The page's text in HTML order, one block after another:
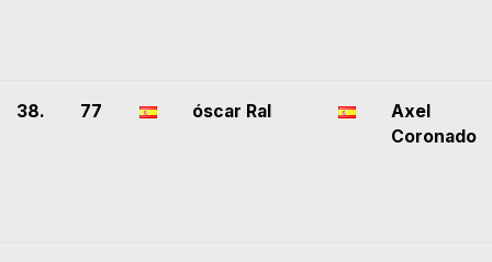
38. 77 óscar Ral
Axel
Coronado